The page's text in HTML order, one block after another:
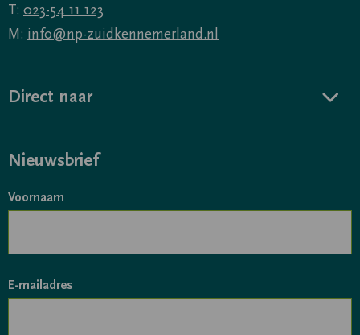
T: 023-54 11 123
M: info@np-zuidkennemerland.nl
Direct naar
Nieuwsbrief
Voornaam
E-mailadres